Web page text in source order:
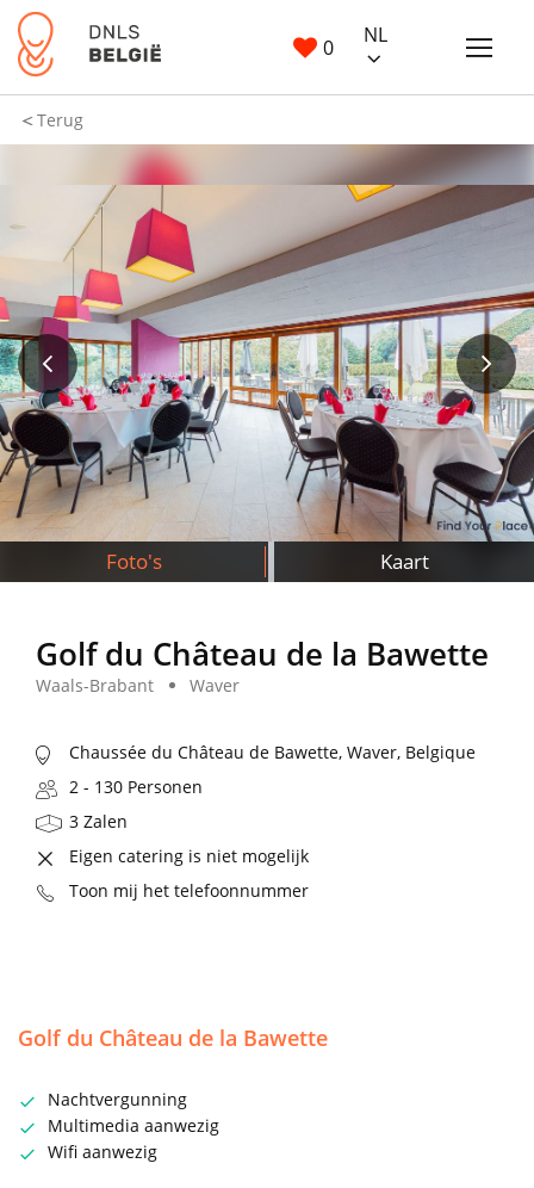
0 NL
Terug
Foto's Kaart
Golf du Château de la Bawette
Waals-Brabant Waver
Chaussée du Château de Bawette, Waver, Belgique
2 - 130 Personen
3 Zalen
Eigen catering is niet mogelijk
Toon mij het telefoonnummer
Golf du Château de la Bawette
Nachtvergunning
Multimedia aanwezig
Wifi aanwezig